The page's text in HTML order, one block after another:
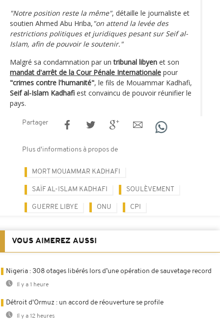
"Notre position reste la même", détaille le journaliste et
soutien Ahmed Abu Hriba, "on attend la levée des
restrictions politiques et juridiques pesant sur Seif al-
Islam, afin de pouvoir le soutenir."
Malgré sa condamnation par untribunal libyen et son
mandat d'arrêt de la Cour Pénale Internationale pour
"crimes contre l'humanité", le fils de Mouammar Kadhafi,
Seif al-Islam Kadhafi est convaincu de pouvoir réunifier le
pays.
Partager
Plus d'informations à propos de
MORT MOUAMMAR KADHAFI
SAÏF AL-ISLAM KADHAFI SOULÈVEMENT
GUERRE LIBYE ONU CPI
VOUS AIMEREZ AUSSI
Nigeria : 308 otages libérés lors d’une opération de sauvetage record
Il y a 1 heure
Détroit d'Ormuz : un accord de réouverture se profile
Il y a 12 heures